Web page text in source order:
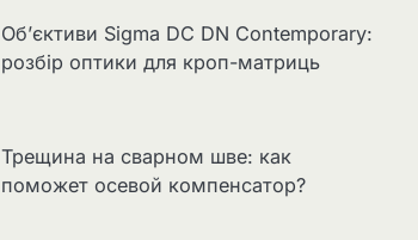
Об’єктиви Sigma DC DN Contemporary:
розбір оптики для кроп-матриць
Трещина на сварном шве: как
поможет осевой компенсатор?